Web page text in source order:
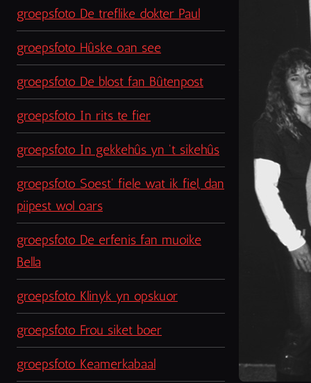
groepsfoto De treflike dokter Paul
groepsfoto Hûske oan see
groepsfoto De blost fan Bûtenpost
groepsfoto In rits te fier
groepsfoto In gekkehûs yn 't sikehûs
groepsfoto Soest' fiele wat ik fiel, dan
piipest wol oars
groepsfoto De erfenis fan muoike
Bella
groepsfoto Klinyk yn opskuor
groepsfoto Frou siket boer
groepsfoto Keamerkabaal